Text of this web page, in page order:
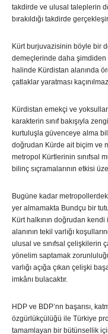
takdirde ve ulusal taleplerin
bırakıldığı takdirde
Kürt burjuvazisinin böyle bir
demeçlerinde daha şimdiden
halinde Kürdistan alanında
çatlaklar yaratması
Kürdistan emekçi ve
karakterin sınıf bakışıyla
kurtuluşla güvenceye alma
doğrudan Kürde ait biçim ve
metropol Kürtlerinin sınıfsal
bilinç sıçramalarının etkisi
Bugüne kadar
yer almamakta Bundçu bir
Kürt halkının doğrudan
alanının tekil varlığı
ulusal ve sınıfsal çelişkilerin
yönelim saptamak
varlığı açığa çıkan çelişki
imkânı bulacaktır.
HDP ve BDP’nn başarısı,
özgürlükçülüğü ile Türkiye
tamamlayan bir bütünsellik